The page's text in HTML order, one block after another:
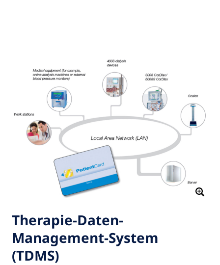
Therapie-Daten-
Management-System
(TDMS)